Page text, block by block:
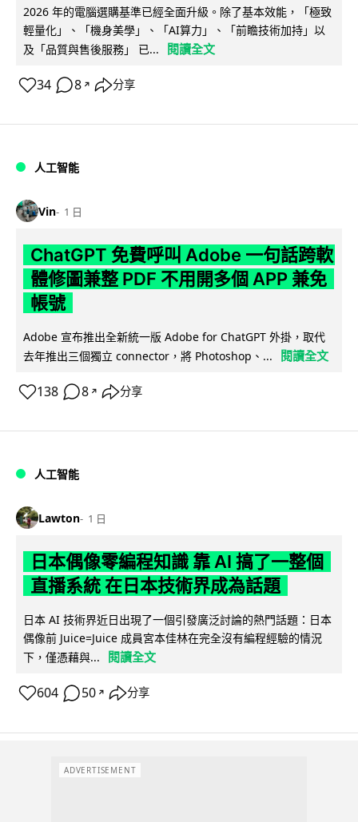
2026 年的電腦選購基準已經全面升級。除了基本效能，「極致
輕量化」、「機身美學」、「AI算力」、「前瞻技術加持」以
及「品質與售後服務」 已...
閱讀全文
34 8 ↗ 分享
人工智能
Vin 1 日
ChatGPT 免費呼叫 Adobe 一句話跨軟
體修圖兼整 PDF 不用開多個 APP 兼免
帳號
Adobe 宣布推出全新統一版 Adobe for ChatGPT 外掛，取代
去年推出三個獨立 connector，將 Photoshop、...
閱讀全文
138 8 ↗ 分享
人工智能
Lawton 1 日
日本偶像零編程知識 靠 AI 搞了一整個
直播系統 在日本技術界成為話題
日本 AI 技術界近日出現了一個引發廣泛討論的熱門話題：日本
偶像前 Juice=Juice 成員宮本佳林在完全沒有編程經驗的情況
下，僅憑藉與...
閱讀全文
604 50 ↗ 分享
ADVERTISEMENT